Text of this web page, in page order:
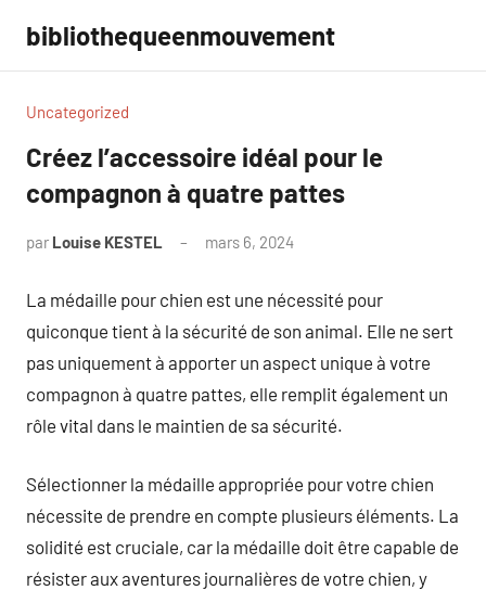
contenu
bibliothequeenmouvement
Uncategorized
Créez l’accessoire idéal pour le
compagnon à quatre pattes
par Louise KESTEL mars 6, 2024
La médaille pour chien est une nécessité pour
quiconque tient à la sécurité de son animal. Elle ne sert
pas uniquement à apporter un aspect unique à votre
compagnon à quatre pattes, elle remplit également un
rôle vital dans le maintien de sa sécurité.
Sélectionner la médaille appropriée pour votre chien
nécessite de prendre en compte plusieurs éléments. La
solidité est cruciale, car la médaille doit être capable de
résister aux aventures journalières de votre chien, y